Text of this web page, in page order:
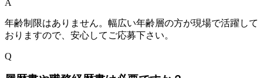
A
年齢制限はありません。幅広い年齢層の方が現場で活躍して
おりますので、安心してご応募下さい。
Q